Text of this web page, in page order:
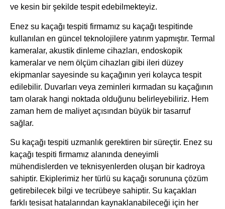
ve kesin bir şekilde tespit edebilmekteyiz.
Enez su kaçağı tespiti firmamız su kaçağı tespitinde
kullanılan en güncel teknolojilere yatırım yapmıştır. Termal
kameralar, akustik dinleme cihazları, endoskopik
kameralar ve nem ölçüm cihazları gibi ileri düzey
ekipmanlar sayesinde su kaçağının yeri kolayca tespit
edilebilir. Duvarları veya zeminleri kırmadan su kaçağının
tam olarak hangi noktada olduğunu belirleyebiliriz. Hem
zaman hem de maliyet açısından büyük bir tasarruf
sağlar.
Su kaçağı tespiti uzmanlık gerektiren bir süreçtir. Enez su
kaçağı tespiti firmamız alanında deneyimli
mühendislerden ve teknisyenlerden oluşan bir kadroya
sahiptir. Ekiplerimiz her türlü su kaçağı sorununa çözüm
getirebilecek bilgi ve tecrübeye sahiptir. Su kaçakları
farklı tesisat hatalarından kaynaklanabileceği için her